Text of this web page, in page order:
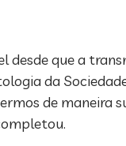
desde que a
da
de